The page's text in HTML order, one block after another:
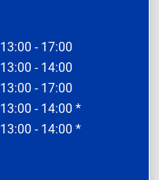
13:00 - 17:00
13:00 - 14:00
13:00 - 17:00
13:00 - 14:00 *
13:00 - 14:00 *